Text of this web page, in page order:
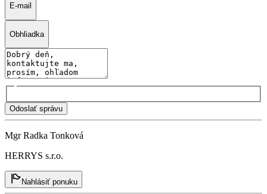
E-mail
Obhliadka
Odoslať správu
Mgr Radka Tonková
HERRYS s.r.o.
Nahlásiť ponuku